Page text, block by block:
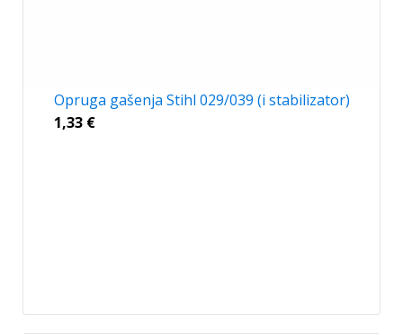
Opruga gašenja Stihl 029/039 (i stabilizator)
1,33 €